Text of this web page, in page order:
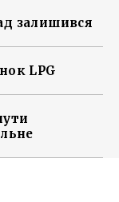
залишився
LPG